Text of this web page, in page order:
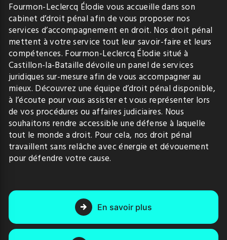
Fourmon-Leclercq Élodie vous accueille dans son
cabinet d’droit pénal afin de vous proposer nos
services d’accompagnement en droit. Nos droit pénal
mettent à votre service tout leur savoir-faire et leurs
compétences. Fourmon-Leclercq Élodie situé à
Castillon-la-Bataille dévoile un panel de services
juridiques sur-mesure afin de vous accompagner au
mieux. Découvrez une équipe d’droit pénal disponible,
à l’écoute pour vous assister et vous représenter lors
de vos procédures ou affaires judiciaires. Nous
souhaitons rendre accessible une défense à laquelle
tout le monde a droit. Pour cela, nos droit pénal
travaillent sans relâche avec énergie et dévouement
pour défendre votre cause.
En savoir plus